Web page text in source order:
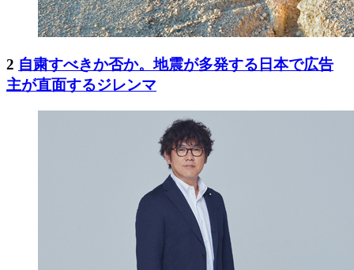
2 自粛すべきか否か。地震が多発する日本で広告
主が直面するジレンマ